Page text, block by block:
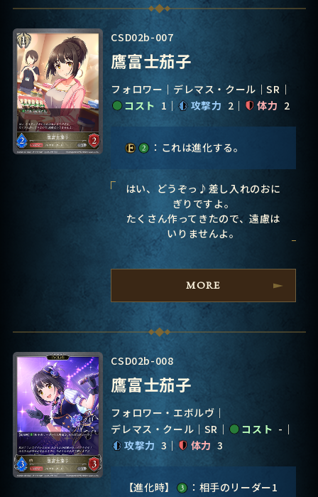
CSD02b-007
鷹富士茄子
フォロワー デレマス・クール
SR
コスト 1 攻撃力 2 体力 2
：これは進化する。
はい、どうぞっ♪差し入れのおに
ぎりですよ。
たくさん作ってきたので、遠慮は
いりませんよ。
MORE
CSD02b-008
鷹富士茄子
フォロワー・エボルヴ
デレマス・クール
SR コスト -
攻撃力 3 体力 3
【進化時】
：相手のリーダー1